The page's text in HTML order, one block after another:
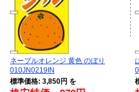
ネーブルオレンジ 黄色 のぼり
010JN0219IN
標準価格: 3,850円 を